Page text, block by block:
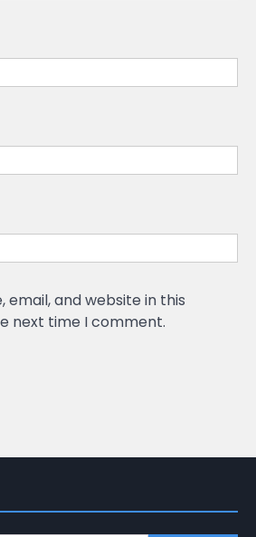
email, and website in this
next time I comment.